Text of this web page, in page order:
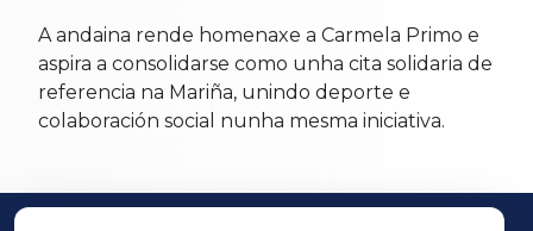
A andaina rende homenaxe a Carmela Primo e
aspira a consolidarse como unha cita solidaria de
referencia na Mariña, unindo deporte e
colaboración social nunha mesma iniciativa.